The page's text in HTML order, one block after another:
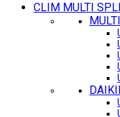
CLIM MULTI